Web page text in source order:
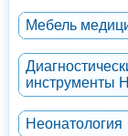
Мебель
инструменты
Неонатология